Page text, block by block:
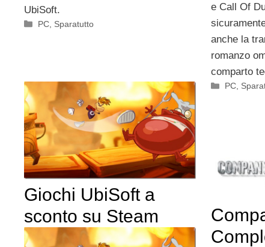
UbiSoft.
Categorie
PC Sparatutto
e Call Of
anche la
romanzo
comparto
Categorie
PC,
Giochi UbiSoft a
sconto su Steam